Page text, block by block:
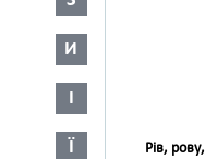
И
І
Ї Рів, рову,